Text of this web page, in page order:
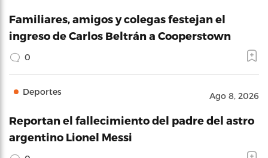
Familiares, amigos y colegas festejan el
ingreso de Carlos Beltrán a Cooperstown
0
Deportes Ago 8, 2026
Reportan el fallecimiento del padre del astro
argentino Lionel Messi